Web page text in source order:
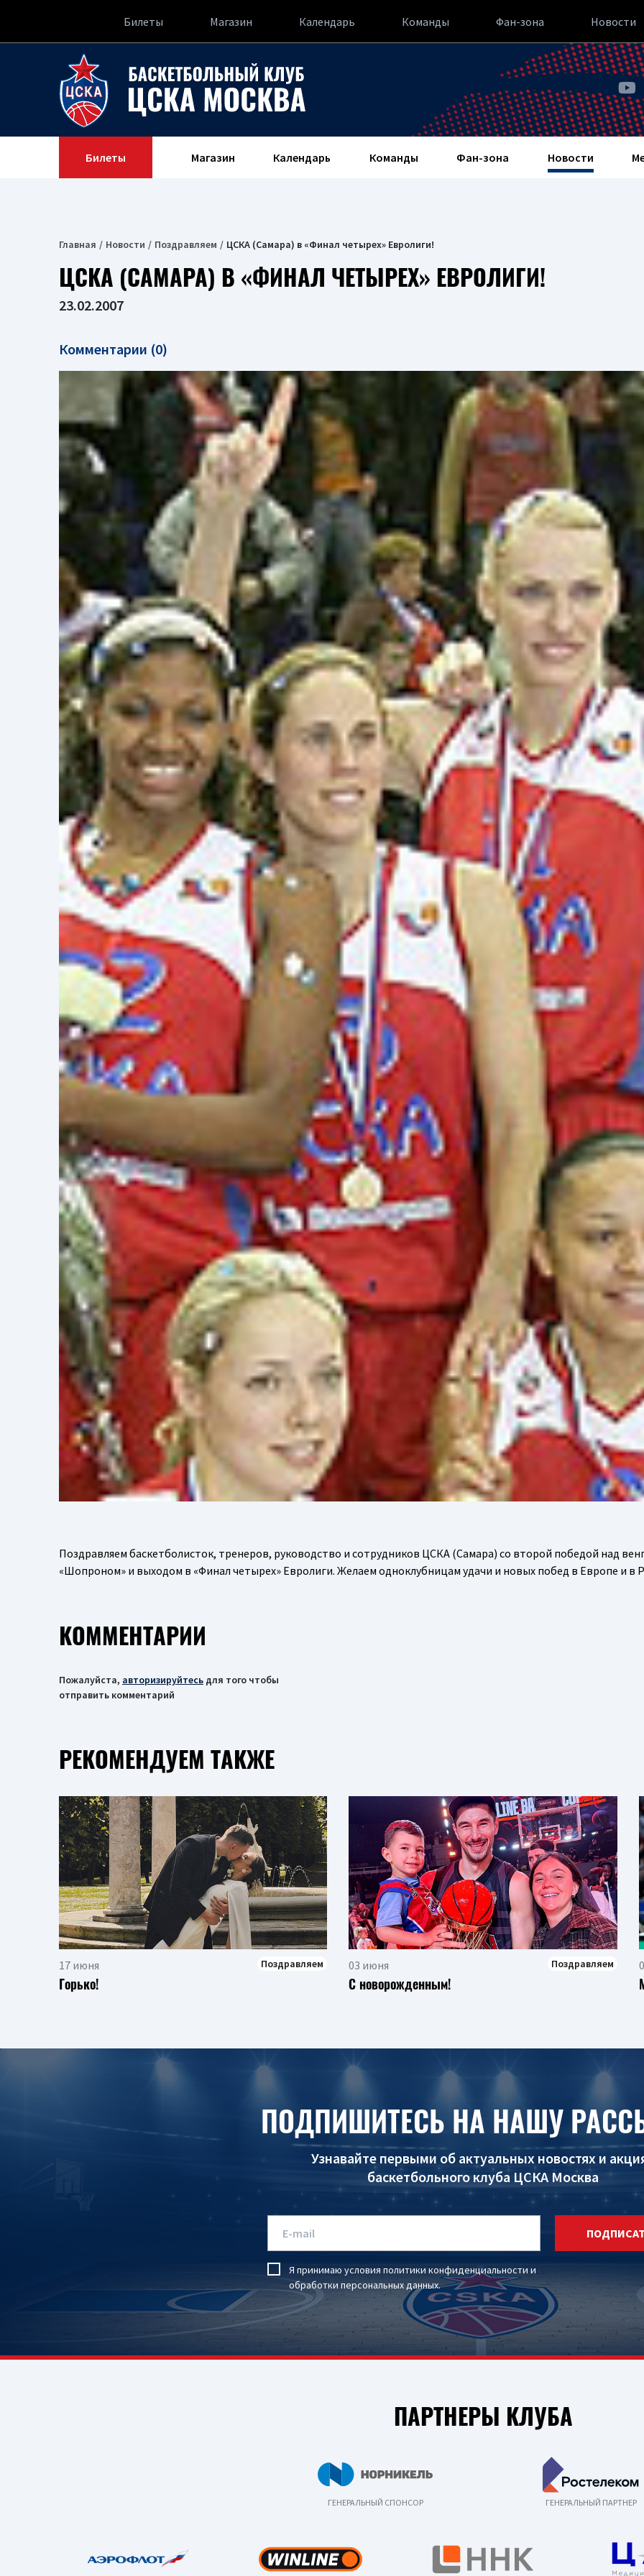
Билеты Магазин Календарь Команды Фан-зона Новости
Билеты Магазин Календарь Команды Фан-зона Новости
Главная Новости Поздравляем ЦСКА (Самара) в «Финал четырех» Евролиги!
ЦСКА (САМАРА) В «ФИНАЛ ЧЕТЫРЕХ» ЕВРОЛИГИ!
23.02.2007
Комментарии (0)
Поздравляем баскетболисток, тренеров, руководство и сотрудников ЦСКА (Самара) со второй победой над
«Шопроном» и выходом в «Финал четырех» Евролиги. Желаем одноклубницам удачи и новых побед в Европе и в
КОММЕНТАРИИ
Пожалуйста, авторизируйтесь для того чтобы
отправить комментарий
РЕКОМЕНДУЕМ ТАКЖЕ
17 июня Поздравляем
Горько!
03 июня Поздравляем
С новорожденным!
ПОДПИШИТЕСЬ НА НАШУ
Узнавайте первыми об актуальных новостях и
баскетбольного клуба ЦСКА Москва
Я принимаю условия политики конфиденциальности и
обработки персональных данных.
ПАРТНЕРЫ КЛУБА
ГЕНЕРАЛЬНЫЙ СПОНСОР ГЕНЕРАЛЬНЫЙ ПАРТНЕР